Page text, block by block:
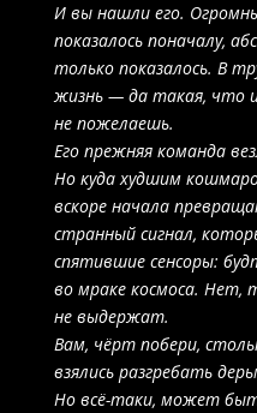
И вы нашли его.
показалось поначалу,
только показалось. В
жизнь — да такая, что
не пожелаешь.
Его прежняя команда
Но куда худшим
вскоре начала
странный сигнал,
спятившие сенсоры:
во мраке космоса. Нет,
не выдержат.
Вам, чёрт побери,
взялись разгребать
Но всё-таки, может